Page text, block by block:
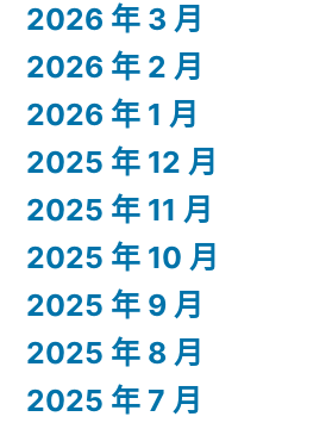
2026 年 3 月
2026 年 2 月
2026 年 1 月
2025 年 12 月
2025 年 11 月
2025 年 10 月
2025 年 9 月
2025 年 8 月
2025 年 7 月